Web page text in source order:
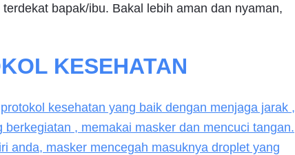
bapak/ibu. Bakal lebih aman dan nyaman,
KESEHATAN
kesehatan yang baik dengan menjaga jarak ,
, memakai masker dan mencuci tangan.
anda, masker mencegah masuknya droplet yang